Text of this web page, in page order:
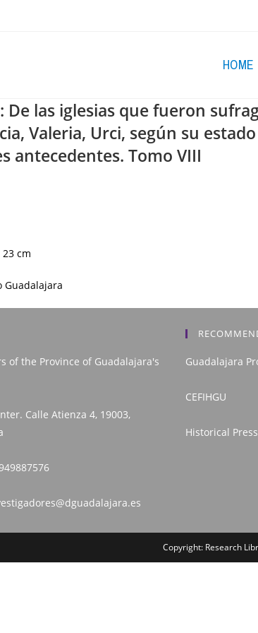
HOME
De las iglesias que fueron
Valeria, Urci, según su
antecedentes. Tomo VIII
cm
Guadalajara
of the Province of Guadalajara's
Calle Atienza 4, 19003,
949887576
Guadalajara
CEFIHGU
Historical Press
Copyright: Research